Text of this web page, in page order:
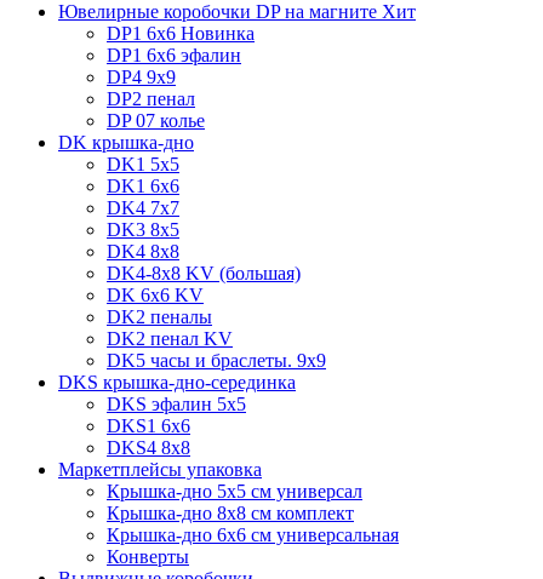
Ювелирные коробочки DP на магните Хит
DP1 6x6 Новинка
DP1 6x6 эфалин
DP4 9x9
DP2 пенал
DP 07 колье
DK крышка-дно
DK1 5x5
DK1 6x6
DK4 7х7
DK3 8x5
DK4 8x8
DK4-8x8 KV (большая)
DK 6х6 KV
DK2 пеналы
DK2 пенал KV
DK5 часы и браслеты. 9x9
DKS крышка-дно-серединка
DKS эфалин 5x5
DKS1 6x6
DKS4 8x8
Маркетплейсы упаковка
Крышка-дно 5x5 см универсал
Крышка-дно 8x8 см комплект
Крышка-дно 6x6 см универсальная
Конверты